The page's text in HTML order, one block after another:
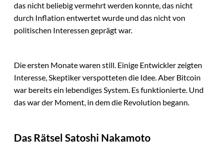
das nicht beliebig vermehrt werden konnte, das nicht
durch Inflation entwertet wurde und das nicht von
politischen Interessen geprägt war.
Die ersten Monate waren still. Einige Entwickler zeigten
Interesse, Skeptiker verspotteten die Idee. Aber Bitcoin
war bereits ein lebendiges System. Es funktionierte. Und
das war der Moment, in dem die Revolution begann.
Das Rätsel Satoshi Nakamoto